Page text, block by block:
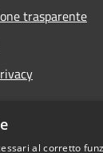
trasparente
accessibilità
al corretto